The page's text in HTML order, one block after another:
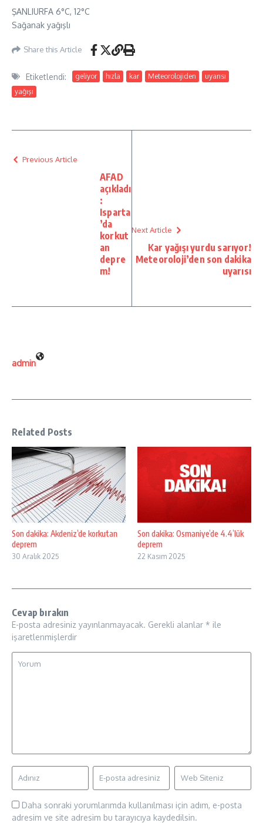
ŞANLIURFA 6°C, 12°C
Sağanak yağışlı
Share this Article
Etiketlendi: geliyor hızla kar Meteorolojiden
uyarısı
yağışı
Previous Article
AFAD
açıkladı
:
Isparta
’da
korkut
an
depre
m!
Next Article
Kar yağışı yurdu sarıyor!
Meteoroloji’den son dakika
uyarısı
admin
Related Posts
Son dakika: Akdeniz’de korkutan
deprem
30 Aralık 2025
Son dakika: Osmaniye’de 4.4’lük
deprem
22 Kasım 2025
Cevap bırakın
E-posta adresiniz yayınlanmayacak. Gerekli alanlar * ile
işaretlenmişlerdir
Daha sonraki yorumlarımda kullanılması için adım, e-posta
adresim ve site adresim bu tarayıcıya kaydedilsin.